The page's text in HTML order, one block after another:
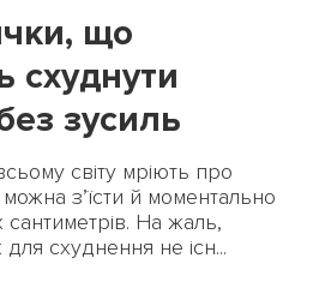
що
схуднути
зусиль
світу мріють про
можна з’їсти й моментально
На жаль,
схуднення не існ...